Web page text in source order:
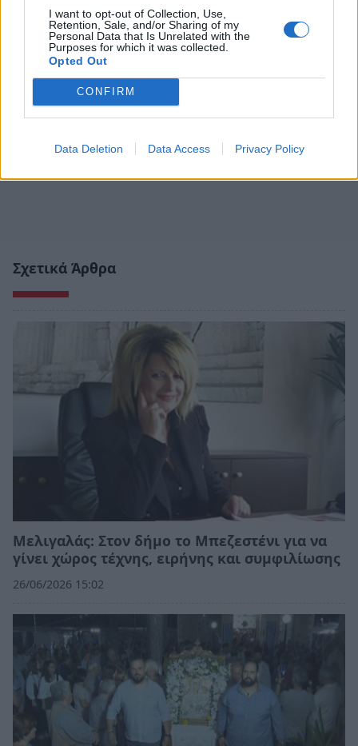
I want to opt-out of Collection, Use,
Retention, Sale, and/or Sharing of my
Personal Data that Is Unrelated with the
Purposes for which it was collected.
Opted Out
CONFIRM
Data Deletion Data Access Privacy Policy
Σχετικά Άρθρα
Μελιγαλάς: Στον δήμο το Μπεζεστένι για να
γίνει χώρος τέχνης, ειρήνης και συμφιλίωσης
26/06/2026 15:02